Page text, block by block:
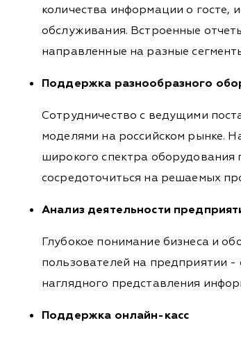
количества информации о госте,
обслуживания. Встроенные
направленные на разные
Поддержка разнообразного
Сотрудничество с ведущими
моделями на российском рынке.
широкого спектра оборудования
сосредоточиться на решаемых
Анализ деятельности
Глубокое понимание бизнеса и
пользователей на предприятии
наглядного представления
Поддержка онлайн-касс